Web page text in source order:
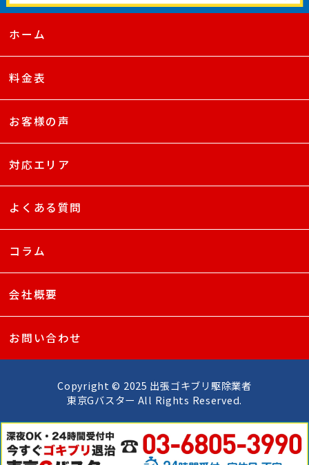
ホーム
料金表
お客様の声
対応エリア
よくある質問
コラム
会社概要
お問い合わせ
Copyright © 2025 出張ゴキブリ駆除業者
東京Gバスター All Rights Reserved.